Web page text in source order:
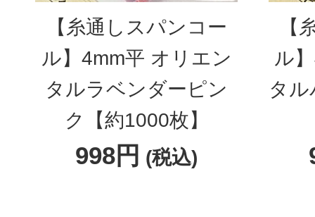
【糸通しスパンコー
ル】4mm平 オリエン
タルラベンダーピン
ク【約1000枚】
998円 (税込)
【
ル
タ